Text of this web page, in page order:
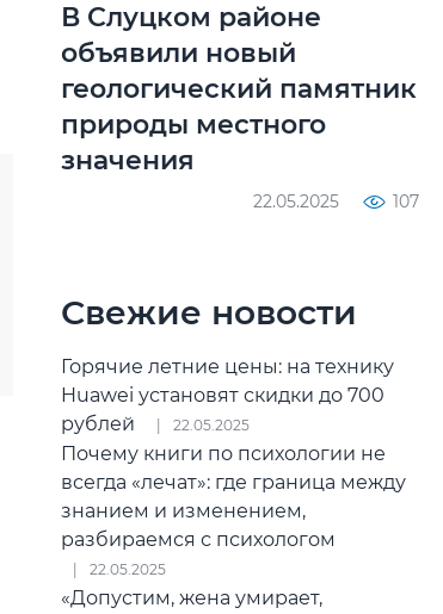
В Слуцком районе
объявили новый
геологический памятник
природы местного
значения
22.05.2025 107
Свежие новости
Горячие летние цены: на технику
Huawei установят скидки до 700
рублей
22.05.2025
Почему книги по психологии не
всегда «лечат»: где граница между
знанием и изменением,
разбираемся с психологом
22.05.2025
«Допустим, жена умирает,